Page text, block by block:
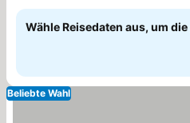
Wähle Reisedaten aus, um
Beliebte Wahl